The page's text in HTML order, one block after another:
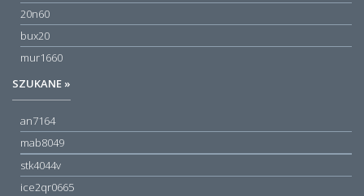
20n60
bux20
mur1660
SZUKANE »
an7164
mab8049
stk4044v
ice2qr0665